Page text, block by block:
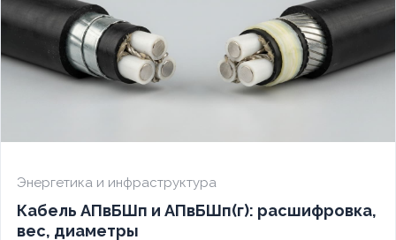
Энергетика и инфраструктура
Кабель АПвБШп и АПвБШп(г): расшифровка,
вес, диаметры